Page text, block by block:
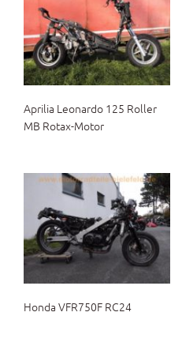
Aprilia Leonardo 125 Roller
MB Rotax-Motor
Honda VFR750F RC24